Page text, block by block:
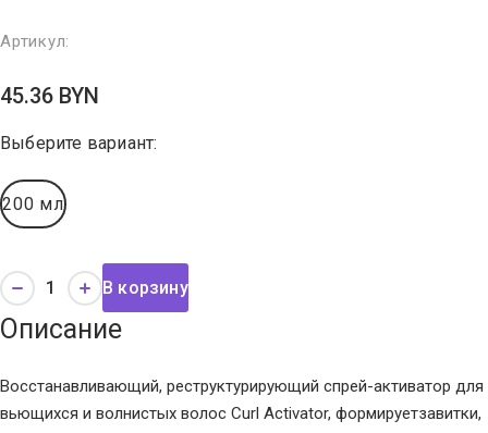
Артикул:
45.36 BYN
Выберите вариант:
200 мл
В корзину
Описание
Восстанавливающий, реструктурирующий спрей-активатор для
вьющихся и волнистых волос Curl Activator, формируетзавитки,